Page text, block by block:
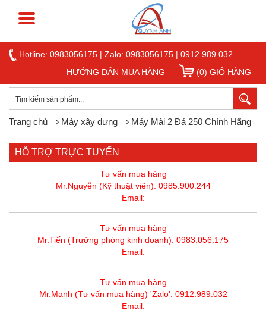
Hotline: 0983056175 | Zalo: 0983056175 | 0912 989 032
HƯỚNG DẪN MUA HÀNG
(0) GIỎ HÀNG
Trang chủ Máy xây dựng Máy Mài 2 Đá 250 Chính Hãng
HỖ TRỢ TRỰC TUYẾN
Tư vấn mua hàng
Mr.Nguyễn (Kỹ thuật viên): 0985.900.244
Email:
Tư vấn mua hàng
Mr.Tiến (Trưởng phòng kinh doanh): 0983.056.175
Email:
Tư vấn mua hàng
Mr.Mạnh (Tư vấn mua hàng) 'Zalo': 0912.989.032
Email: